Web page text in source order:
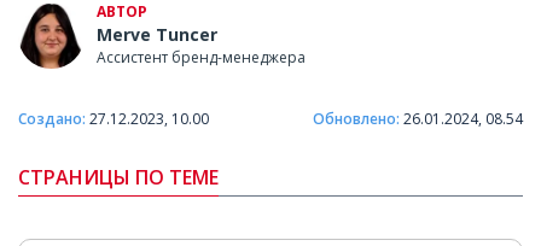
АВТОР
Merve Tuncer
Ассистент бренд-менеджера
Создано: 27.12.2023, 10.00 Обновлено: 26.01.2024, 08.54
СТРАНИЦЫ ПО ТЕМЕ